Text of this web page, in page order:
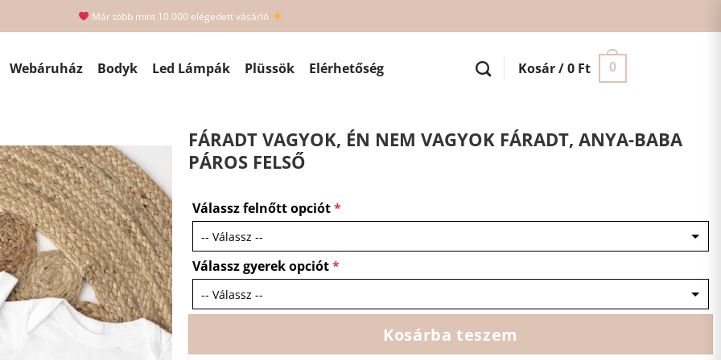
Már több mint 10.000 elégedett vásárló
Webáruház Bodyk Led Lámpák Plüssök Elérhetőség Kosár /0 Ft 0
FÁRADT VAGYOK, ÉN NEM VAGYOK FÁRADT, ANYA-BABA
PÁROS FELSŐ
Válassz felnőtt opciót*
Válassz gyerek opciót*
Kosárba teszem